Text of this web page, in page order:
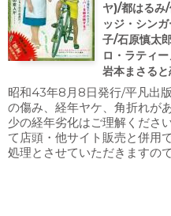
ヤ)/都はるみ
ッジ・シン
子/石原慎太
ロ・ラティ
岩本まさる
昭和43年8月8日発行/平凡出
の傷み、経年ヤケ、角折れが
少の経年劣化はご理解くださ
て店頭・他サイト販売と併用
処理とさせていただきますの